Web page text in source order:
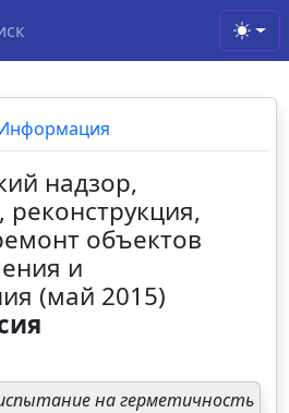
надзор,
реконструкция,
объектов
и
(май 2015)
на герметичность